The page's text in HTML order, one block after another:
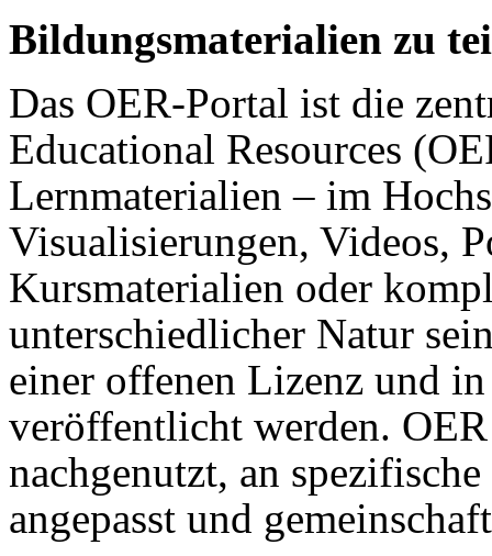
Bildungsmaterialien zu
Das OER-Portal ist die
Educational Resources
Lernmaterialien – im
Visualisierungen, Videos,
Kursmaterialien oder
unterschiedlicher Natur
einer offenen Lizenz und
veröffentlicht werden.
nachgenutzt, an
angepasst und